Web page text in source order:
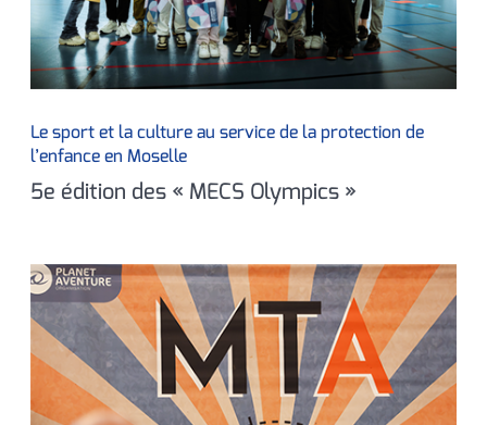
Le sport et la culture au service de la protection de
l’enfance en Moselle
5e édition des « MECS Olympics »